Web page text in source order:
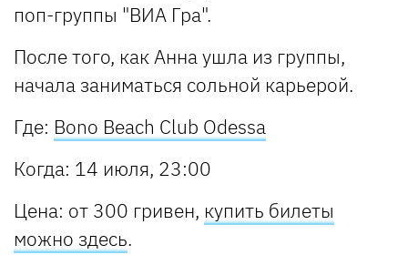
поп-группы "ВИА Гра".
После того, как Анна ушла из группы,
начала заниматься сольной карьерой.
Где: Bono Beach Club Odessa
Когда: 14 июля, 23:00
Цена: от 300 гривен, купить билеты
можно здесь.